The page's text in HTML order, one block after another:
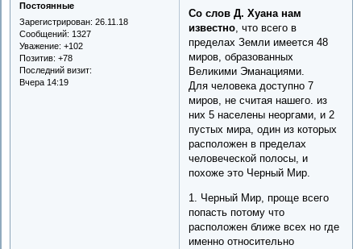
Постоянные
Зарегистрирован: 26.11.18
Сообщений: 1327
Уважение: +102
Позитив: +78
Последний визит:
Вчера 14:19
Со слов Д. Хуана нам
известно, что всего в
пределах Земли имеется 48
миров, образованных
Великими Эманациями.
Для человека доступно 7
миров, не считая нашего. из
них 5 населены неоргами, и 2
пустых мира, один из которых
расположен в пределах
человеческой полосы, и
похоже это Черный Мир.
1. Черный Мир, проще всего
попасть потому что
расположен ближе всех но где
именно относительно